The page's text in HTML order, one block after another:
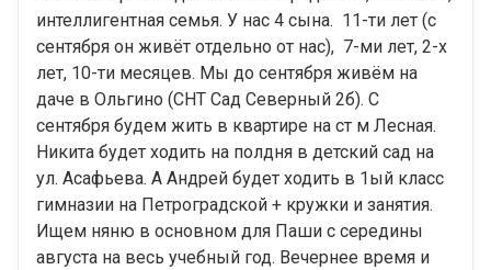
интеллигентная семья. У нас 4 сына. 11-ти лет (с
сентября он живёт отдельно от нас), 7-ми лет, 2-х
лет, 10-ти месяцев. Мы до сентября живём на
даче в Ольгино (СНТ Сад Северный 2б). С
сентября будем жить в квартире на ст м Лесная.
Никита будет ходить на полдня в детский сад на
ул. Асафьева. А Андрей будет ходить в 1ый класс
гимназии на Петроградской + кружки и занятия.
Ищем няню в основном для Паши с середины
августа на весь учебный год. Вечернее время и